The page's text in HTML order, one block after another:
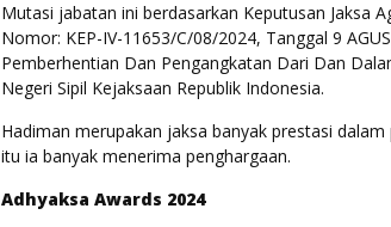
Mutasi jabatan ini berdasarkan Keputusan Jaksa
Nomor: KEP-IV-11653/C/08/2024, Tanggal 9
Pemberhentian Dan Pengangkatan Dari Dan
Negeri Sipil Kejaksaan Republik Indonesia.
Hadiman merupakan jaksa banyak prestasi
itu ia banyak menerima penghargaan.
Adhyaksa Awards 2024